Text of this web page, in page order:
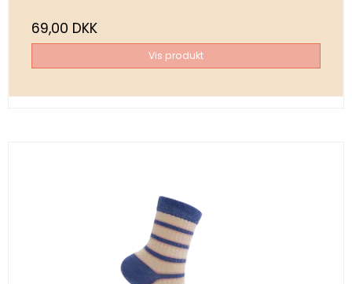
69,00 DKK
Vis produkt